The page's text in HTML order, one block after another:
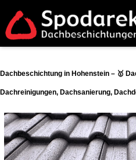
Dachbeschichtung in Hohenstein – 🥇
Dachreinigungen, Dachsanierung,